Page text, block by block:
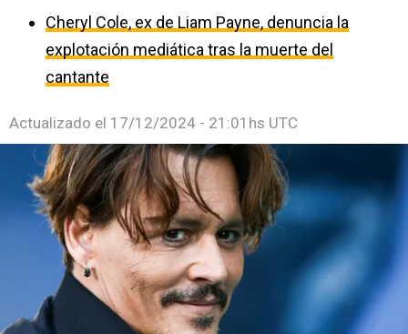
Cheryl Cole, ex de Liam Payne, denuncia la
explotación mediática tras la muerte del
cantante
Actualizado el 17/12/2024 - 21:01hs UTC